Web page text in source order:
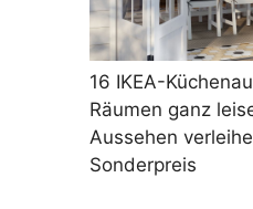
16 IKEA-
Räumen ganz
Aussehen
Sonderpreis